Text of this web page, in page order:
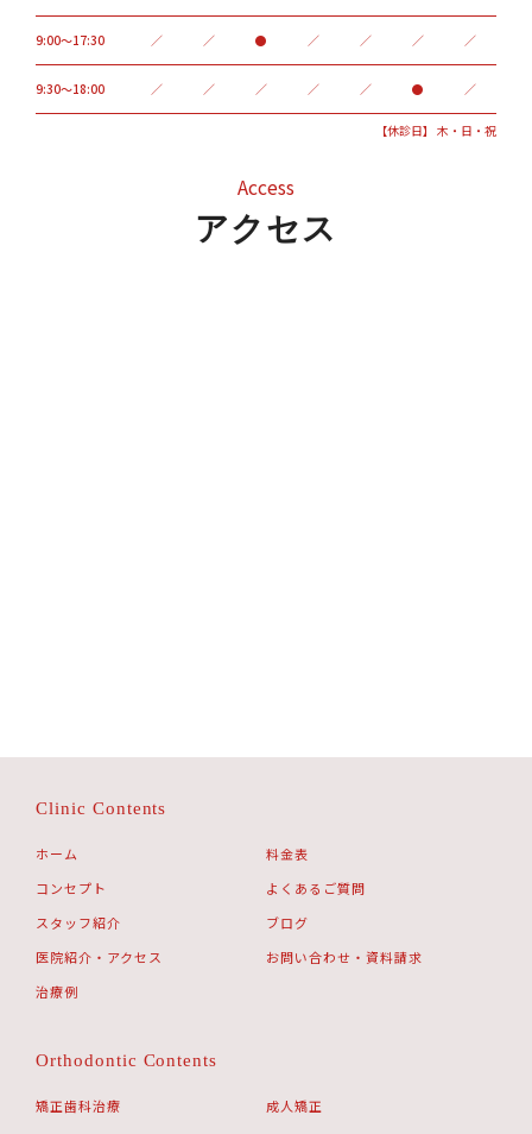
9:00〜17:30 ／ ／ ● ／ ／ ／ ／
9:30～18:00 ／ ／ ／ ／ ／ ● ／
【休診日】 木・日・祝
アクセス
Access
Clinic Contents
ホーム
コンセプト
スタッフ紹介
医院紹介・アクセス
治療例
料金表
よくあるご質問
ブログ
お問い合わせ・資料請求
Orthodontic Contents
矯正歯科治療
成人矯正